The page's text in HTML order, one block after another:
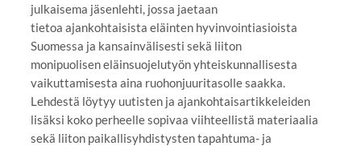
julkaisema jäsenlehti, jossa jaetaan
tietoa ajankohtaisista eläinten hyvinvointiasioista
Suomessa ja kansainvälisesti sekä liiton
monipuolisen eläinsuojelutyön yhteiskunnallisesta
vaikuttamisesta aina ruohonjuuritasolle saakka.
Lehdestä löytyy uutisten ja ajankohtaisartikkeleiden
lisäksi koko perheelle sopivaa viihteellistä materiaalia
sekä liiton paikallisyhdistysten tapahtuma- ja